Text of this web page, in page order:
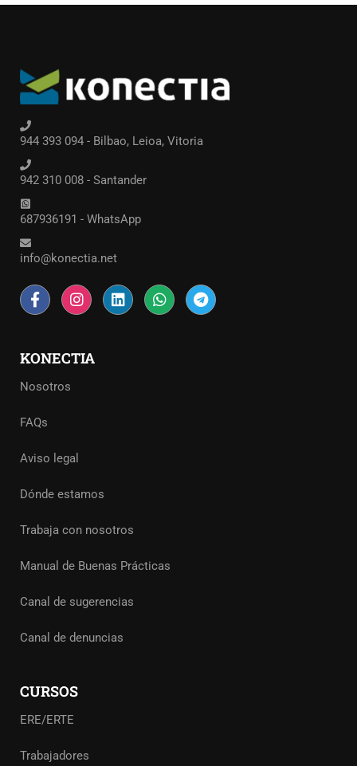
944 393 094 - Bilbao, Leioa, Vitoria
942 310 008 - Santander
687936191 - WhatsApp
info@konectia.net
KONECTIA
Nosotros
FAQs
Aviso legal
Dónde estamos
Trabaja con nosotros
Manual de Buenas Prácticas
Canal de sugerencias
Canal de denuncias
CURSOS
ERE/ERTE
Trabajadores